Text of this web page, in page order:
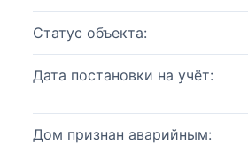
Статус объекта:
Дата постановки на учёт:
Дом признан аварийным: